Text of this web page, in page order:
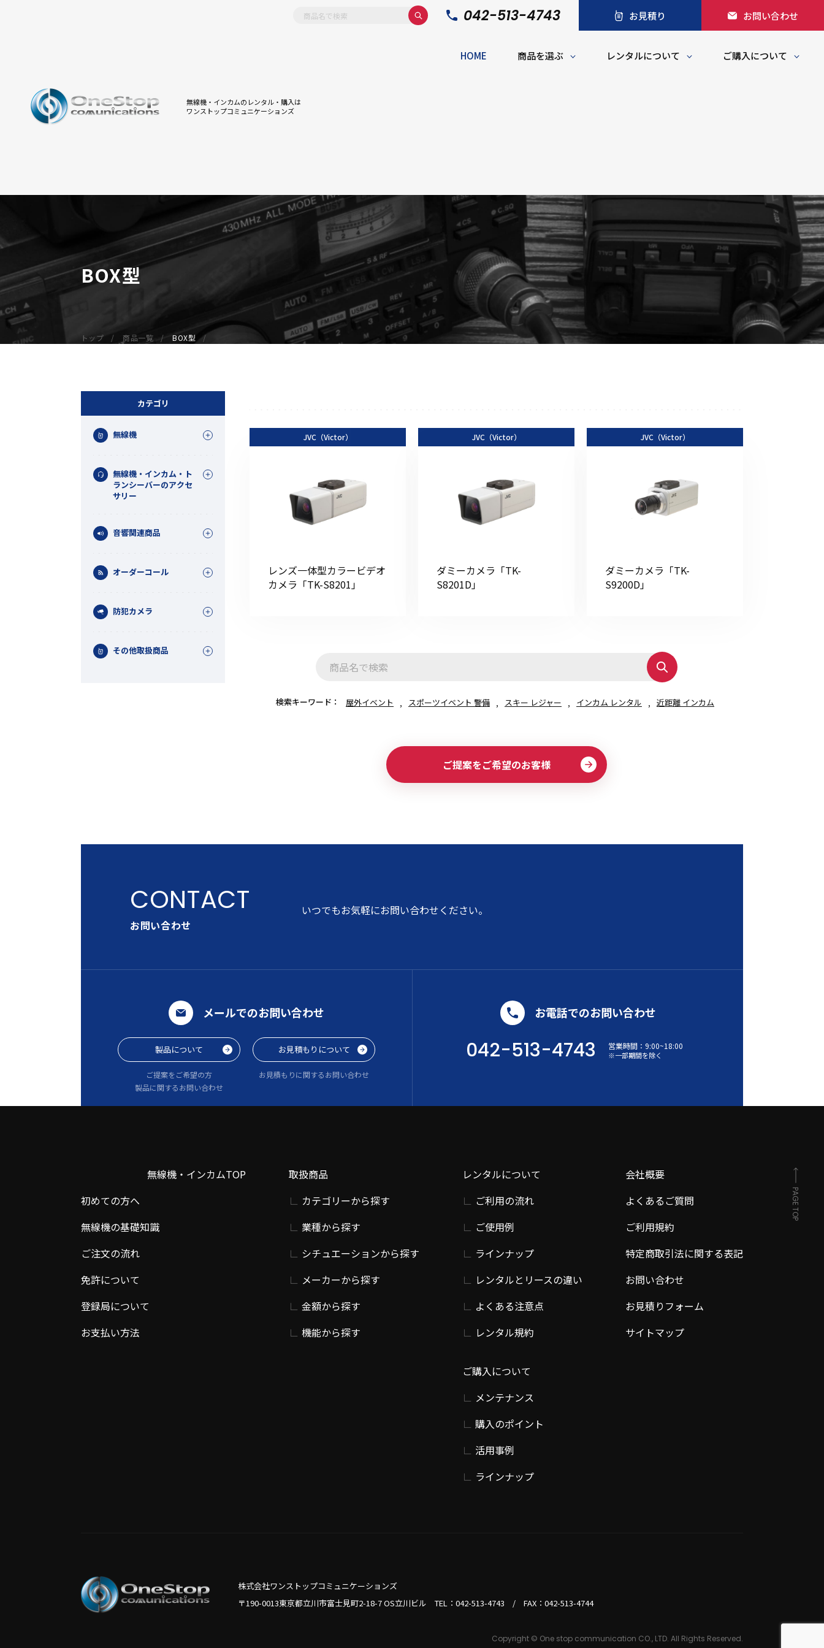
無線機・インカムのレンタル・購入は
ワンストップコミュニケーションズ
042-513-4743 お見積り お問い合わせ
HOME 商品を選ぶ レンタルについて ご購入について
デジタル無線機（登録局）
デジタル無線機（免許局）
受信機（レシーバー）
アマチュア無線機
ガイドラジオ（ガイドシステム）
ネットワークシステム対応商品
アクセサリー
イヤホンマイク
スピーカーマイク
イヤホン
無線機収納・運搬ケース
ポータブルワイヤレスアンプ
その他取扱商品
金額から探す
BOX型
トップ 商品一覧 BOX型
カテゴリ
無線機
無線機・インカム・ト
ランシーバーのアクセ
サリー
音響関連商品
オーダーコール
防犯カメラ
その他取扱商品
JVC（Victor）
レンズ一体型カラービデオ
カメラ「TK-S8201」
JVC（Victor）
ダミーカメラ「TK-
S8201D」
JVC（Victor）
ダミーカメラ「TK-
S9200D」
検索キーワード： 屋外イベント スポーツイベント 警備 スキー レジャー インカム レンタル 近距離 インカム
ご提案をご希望のお客様
お問い合わせ
いつでもお気軽にお問い合わせください。
メールでのお問い合わせ
製品について
ご提案をご希望の方
製品に関するお問い合わせ
お見積もりについて
お見積もりに関するお問い合わせ
お電話でのお問い合わせ
042-513-4743 営業時間： 9:00~18:00
※一部期間を除く
無線機・インカムTOP
初めての方へ
無線機の基礎知識
ご注文の流れ
免許について
登録局について
お支払い方法
取扱商品
カテゴリーから探す
業種から探す
シチュエーションから探す
メーカーから探す
金額から探す
機能から探す
レンタルについて
ご利用の流れ
ご使用例
ラインナップ
レンタルとリースの違い
よくある注意点
レンタル規約
ご購入について
メンテナンス
購入のポイント
活用事例
ラインナップ
会社概要
よくあるご質問
ご利用規約
特定商取引法に関する表記
お問い合わせ
お見積りフォーム
サイトマップ
株式会社ワンストップコミュニケーションズ
〒190-0013東京都立川市富士見町2-18-7 OS立川ビル TEL： 042-513-4743 / FAX：042-513-4744
Copyright © One stop communication CO., LTD. All Rights Reserved.
PAGE TOP